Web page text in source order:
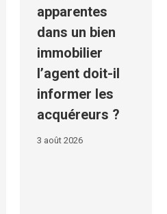
apparentes
dans un bien
immobilier
l’agent doit-il
informer les
acquéreurs ?
3 août 2026